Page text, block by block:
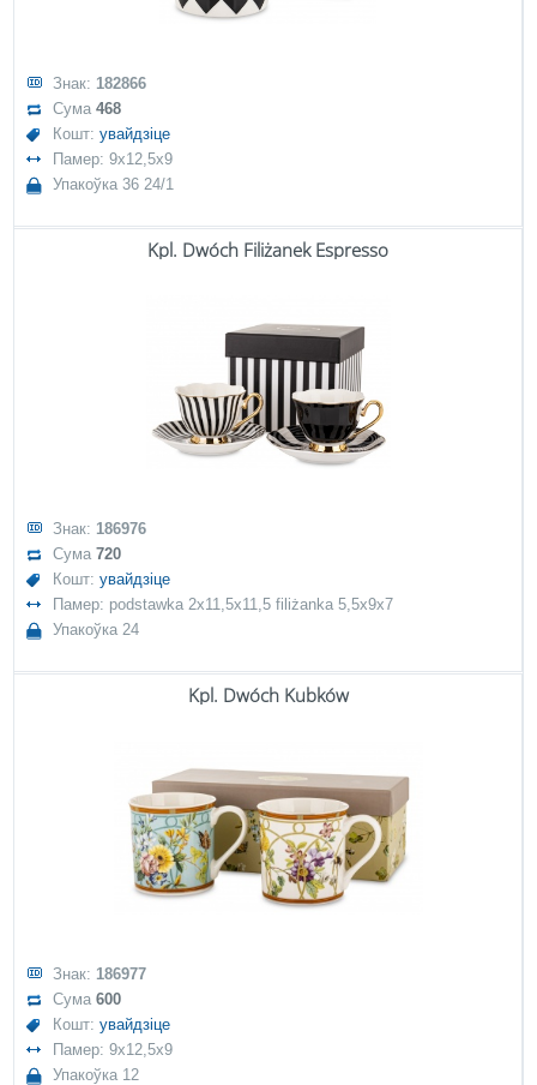
Знак: 182866
Сума468
Кошт:увайдзіце
Памер: 9x12,5x9
Упакоўка 36 24/1
Kpl. Dwóch Filiżanek Espresso
Знак: 186976
Сума720
Кошт:увайдзіце
Памер: podstawka 2x11,5x11,5 filiżanka 5,5x9x7
Упакоўка 24
Kpl. Dwóch Kubków
Знак: 186977
Сума600
Кошт:увайдзіце
Памер: 9x12,5x9
Упакоўка 12